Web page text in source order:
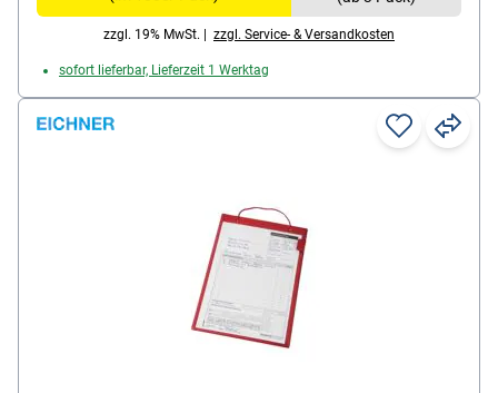
zzgl. 19% MwSt. | zzgl. Service- & Versandkosten
sofort lieferbar, Lieferzeit 1 Werktag